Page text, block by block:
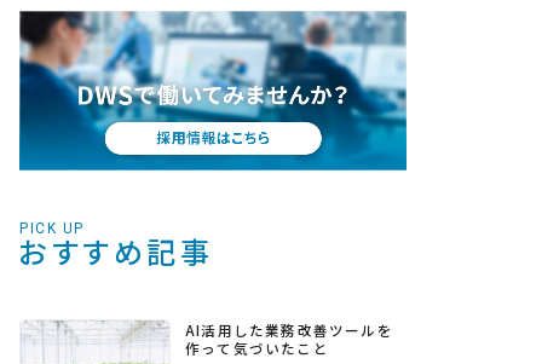
プライベート
メンバー紹介
PICK UP
おすすめ記事
AI活用した業務改善ツールを
作って気づいたこと